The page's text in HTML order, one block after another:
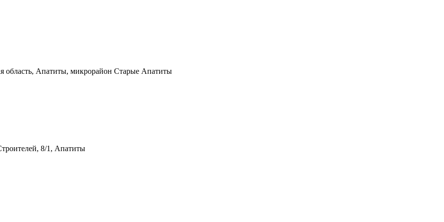
область, Апатиты, микрорайон Старые Апатиты
8/1, Апатиты